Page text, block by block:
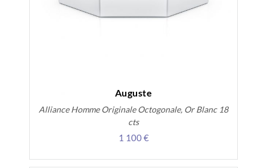
Auguste
Alliance Homme Originale Octogonale, Or Blanc 18
cts
1 100 €